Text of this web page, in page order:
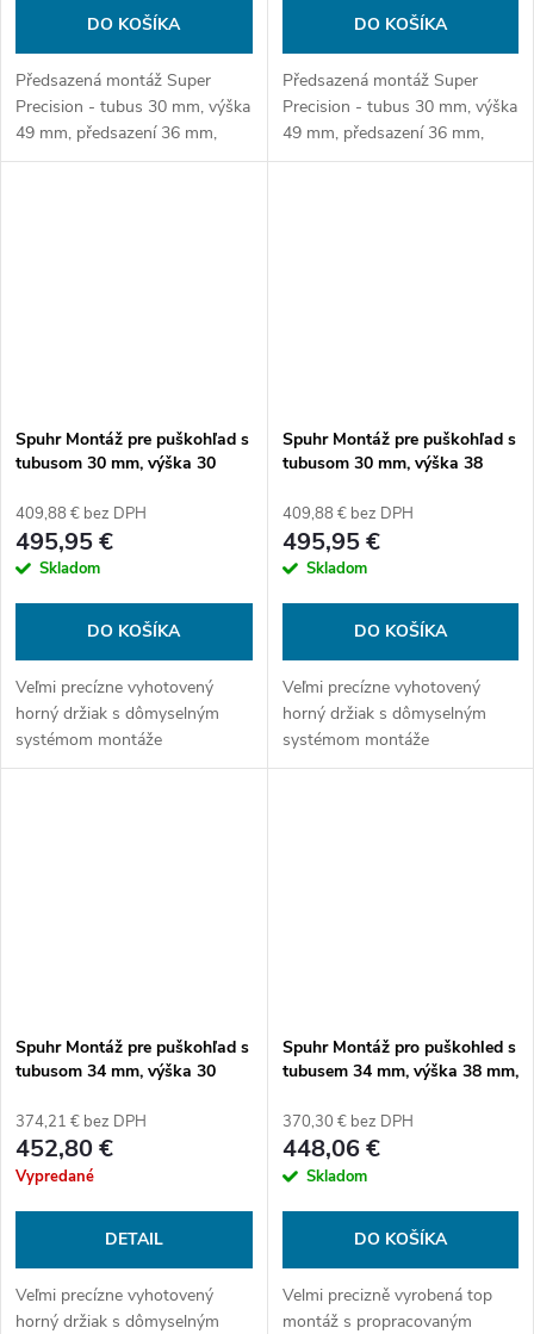
DO KOŠÍKA
Předsazená montáž Super
Precision - tubus 30 mm, výška
49 mm, předsazení 36 mm,
černá.
DO KOŠÍKA
Předsazená montáž Super
Precision - tubus 30 mm, výška
49 mm, předsazení 36 mm,
DDC.
Spuhr Montáž pre puškohľad s
tubusom 30 mm, výška 30
409,88 € bez DPH
495,95 €
Skladom
DO KOŠÍKA
Veľmi precízne vyhotovený
horný držiak s dômyselným
systémom montáže
príslušenstva. So zostavou
Spuhr Montáž pre puškohľad s
tubusom 30 mm, výška 38
409,88 € bez DPH
495,95 €
Skladom
DO KOŠÍKA
Veľmi precízne vyhotovený
horný držiak s dômyselným
systémom montáže
príslušenstva. So zostavou
Spuhr Montáž pre puškohľad s
tubusom 34 mm, výška 30
374,21 € bez DPH
452,80 €
Vypredané
DETAIL
Veľmi precízne vyhotovený
horný držiak s dômyselným
Spuhr Montáž pro puškohled s
tubusem 34 mm, výška 38 mm,
vybráním
370,30 € bez DPH
448,06 €
Skladom
DO KOŠÍKA
Velmi precizně vyrobená top
montáž s propracovaným